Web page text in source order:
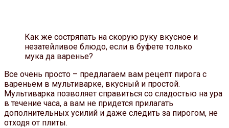
Как же состряпать на скорую руку вкусное и
незатейливое блюдо, если в буфете только
мука да варенье?
Все очень просто – предлагаем вам рецепт пирога с
вареньем в мультиварке, вкусный и простой.
Мультиварка позволяет справиться со сладостью на ура
в течение часа, а вам не придется прилагать
дополнительных усилий и даже следить за пирогом, не
отходя от плиты.